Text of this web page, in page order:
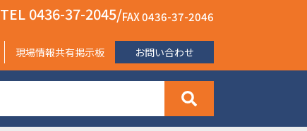
TEL 0436-37-2045/FAX 0436-37-2046
現場情報共有掲示板 お問い合わせ